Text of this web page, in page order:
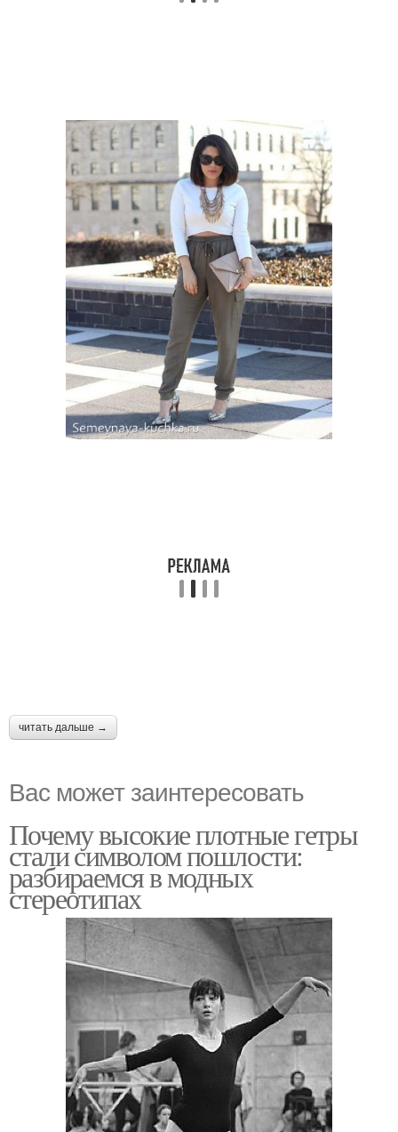
читать дальше →
Вас может заинтересовать
Почему высокие плотные гетры
стали символом пошлости:
разбираемся в модных
стереотипах